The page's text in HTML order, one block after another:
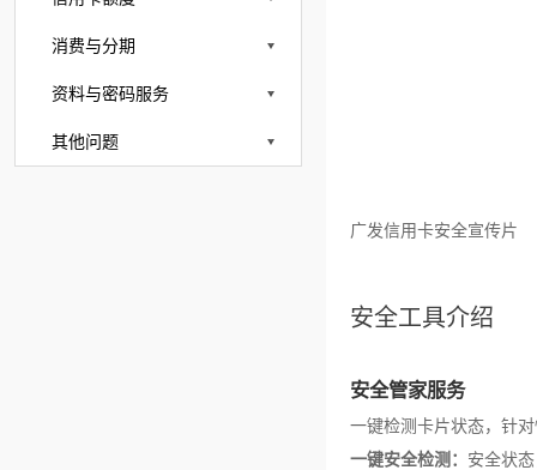
消费与分期
资料与密码服务
其他问题
广发信用卡安全宣传片
安全工具介绍
安全管家服务
一键检测卡片状态，针
一键安全检测： 安全状